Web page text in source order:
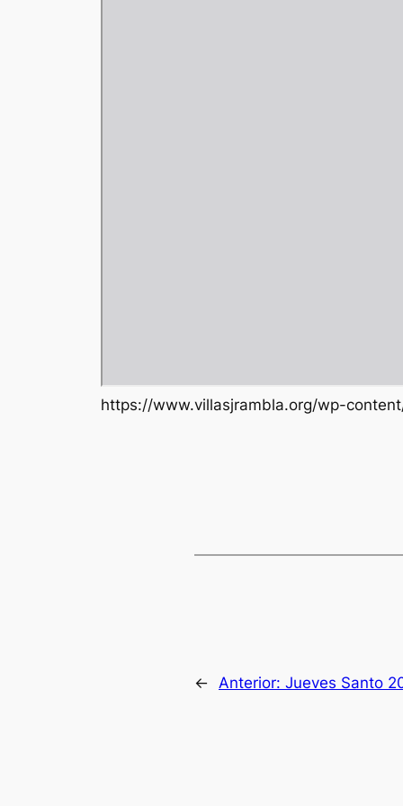
https://www.villasjrambla.org/wp-
← Anterior: Jueves Santo